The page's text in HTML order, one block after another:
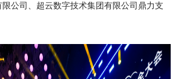
公司、超云数字技术集团有限公司鼎力支